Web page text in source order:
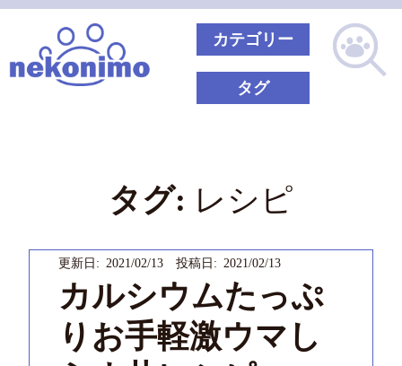
カテゴリー
タグ
タグ: レシピ
カルシウムたっぷ
りお手軽激ウマし
更新日: 2021/02/13 投稿日: 2021/02/13